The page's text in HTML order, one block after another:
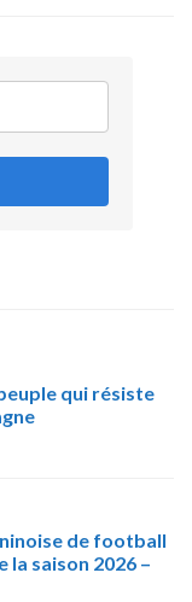
qui résiste
de football
la saison 2026 –